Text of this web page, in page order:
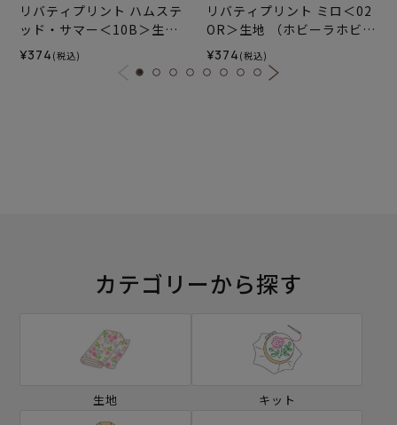
リバティプリント ハムステ
ッド・サマー＜10B＞生地
（ホビーラホビーレオリジ
ナル）2026SS
¥374 (税込)
リバティプリント ミロ＜02
OR＞生地 （ホビーラホビー
レオリジナル）2026SS
¥374 (税込)
カテゴリーから探す
生地 キット